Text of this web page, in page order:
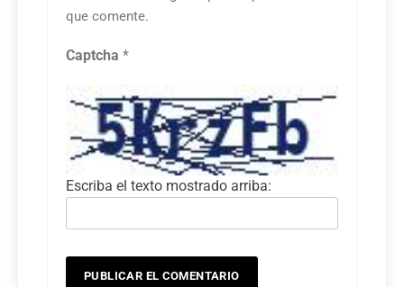
que comente.
Captcha *
Escriba el texto mostrado arriba: